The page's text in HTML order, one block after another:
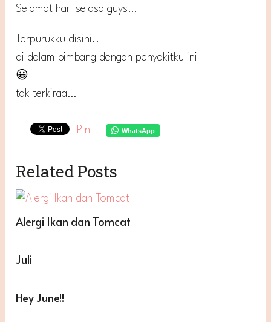
Selamat hari selasa guys…
Terpurukku disini..
di dalam bimbang dengan penyakitku ini
😀
tak terkiraa…
Pin It WhatsApp
Related Posts
Alergi Ikan dan Tomcat
Juli
Hey June!!